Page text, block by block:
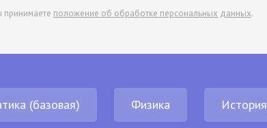
принимаете положение об обработке персональных данных.
(базовая) Физика История